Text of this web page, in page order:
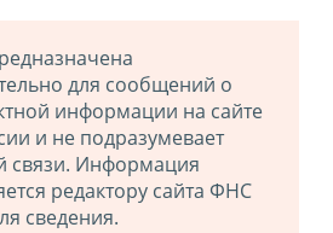
для сообщений о
информации на сайте
и не подразумевает
связи. Информация
редактору сайта ФНС
сведения.